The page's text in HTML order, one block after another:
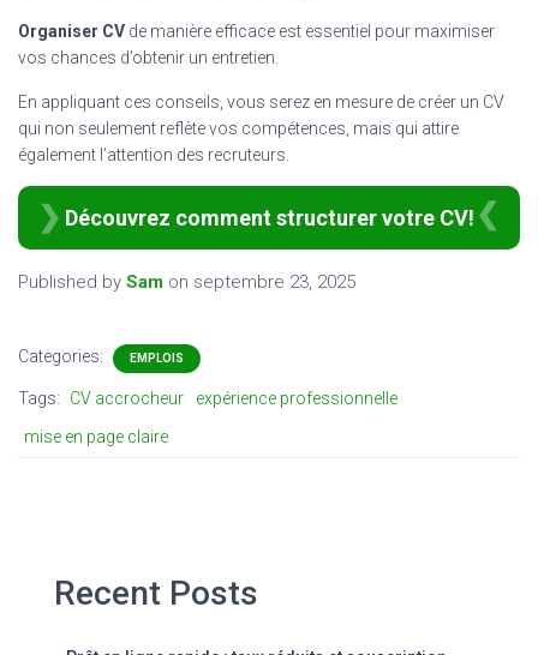
Organiser CV de manière efficace est essentiel pour maximiser
vos chances d’obtenir un entretien.
En appliquant ces conseils, vous serez en mesure de créer un CV
qui non seulement reflète vos compétences, mais qui attire
également l’attention des recruteurs.
Découvrez comment structurer votre CV!
Published by Sam on septembre 23, 2025
Categories: EMPLOIS
Tags: CV accrocheur
expérience professionnelle
mise en page claire
Recent Posts